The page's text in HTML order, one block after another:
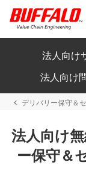
法人向け
法人向け
デリバリー保守＆
法人向け
ー保守＆